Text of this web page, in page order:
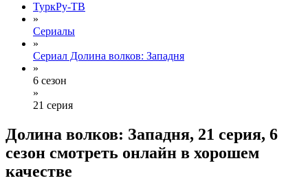
ТуркРу-ТВ
»
Сериалы
»
Сериал Долина волков: Западня
»
6 сезон
»
21 серия
Долина волков: Западня, 21 серия, 6
сезон смотреть онлайн в хорошем
качестве